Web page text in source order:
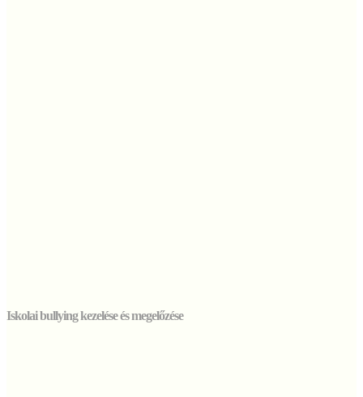
Iskolai bullying kezelése és megelőzése